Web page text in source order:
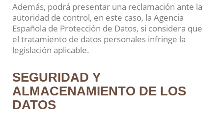
Además, podrá presentar una reclamación ante la
autoridad de control, en este caso, la Agencia
Española de Protección de Datos, si considera que
el tratamiento de datos personales infringe la
legislación aplicable.
SEGURIDAD Y
ALMACENAMIENTO DE LOS
DATOS